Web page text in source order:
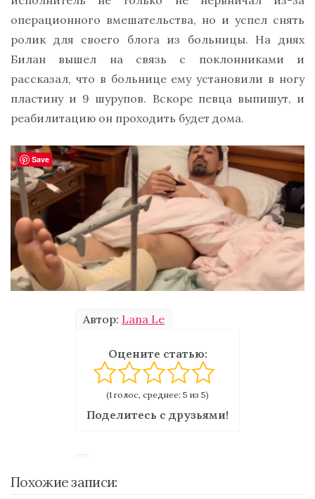
операционного вмешательства, но и успел снять
ролик для своего блога из больницы. На днях
Билан вышел на связь с поклонниками и
рассказал, что в больнице ему установили в ногу
пластину и 9 шурупов. Вскоре певца выпишут, и
реабилитацию он проходить будет дома.
Автор: Lana Le
Оцените статью:
(1 голос, среднее: 5 из 5)
Поделитесь с друзьями!
Похожие записи:
Save